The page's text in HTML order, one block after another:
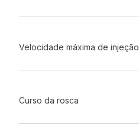
Velocidade máxima de injeção
Curso da rosca